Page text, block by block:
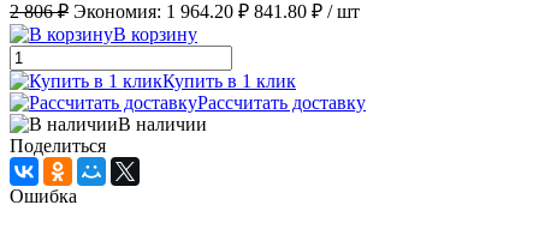
2 806 ₽ Экономия: 1 964.20 ₽ 841.80 ₽ / шт
В корзину
Купить в 1 клик
Рассчитать доставку
В наличии
Поделиться
Ошибка